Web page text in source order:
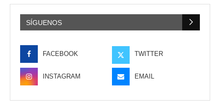
SÍGUENOS
FACEBOOK TWITTER
INSTAGRAM EMAIL